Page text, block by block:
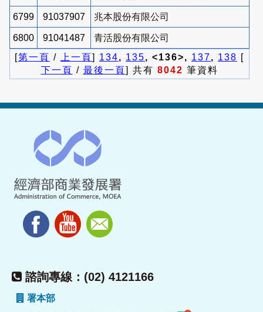
6799 91037907 兆本股份有限公司
6800 91041487
青活股份有限公司
[第一頁 / 上一頁] 134, 135, <136>, 137, 138 [
下一頁 / 最後一頁] 共有 8042 筆資料
諮詢專線：(02) 4121166
署本部